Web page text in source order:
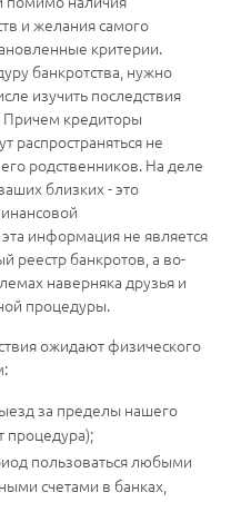
и желания самого
критерии.
банкротства, нужно
изучить последствия
Причем кредиторы
распространяться не
родственников. На деле
близких - это
информация не является
реестр банкротов, а во-
наверняка друзья и
процедуры.
ожидают физического
за пределы нашего
процедура);
пользоваться любыми
счетами в банках,